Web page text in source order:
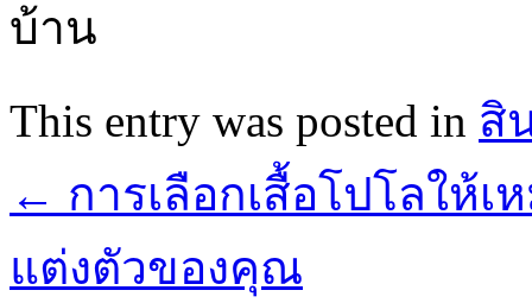
บ้าน
This entry was posted in สิ
← การเลือกเสื้อโปโลให้
แต่งตัวของคุณ